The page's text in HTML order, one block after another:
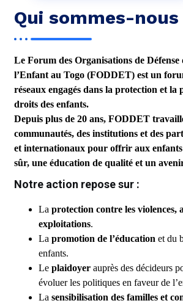
Qui sommes-nous
Le Forum des Organisations de Défense
l’Enfant au Togo (FODDET) est un
réseaux engagés dans la protection et la
droits des enfants.
Depuis plus de 20 ans, FODDET
communautés, des institutions et des
et internationaux pour offrir aux
sûr, une éducation de qualité et un
Notre action repose sur :
La protection contre les violences,
exploitations.
La promotion de l’éducation et du
enfants.
Le plaidoyer auprès des décideurs
évoluer les politiques en faveur de
La sensibilisation des familles et